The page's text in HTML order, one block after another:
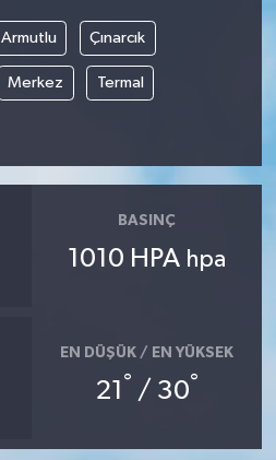
Armutlu Çınarcık
Merkez Termal
BASINÇ
1010 HPA hpa
EN DÜŞÜK / EN YÜKSEK
21 ° / 30°